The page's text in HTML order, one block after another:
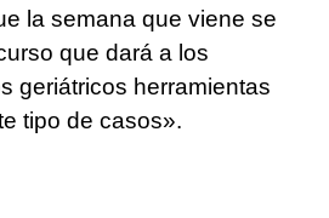
la semana que viene se
que dará a los
geriátricos herramientas
tipo de casos».